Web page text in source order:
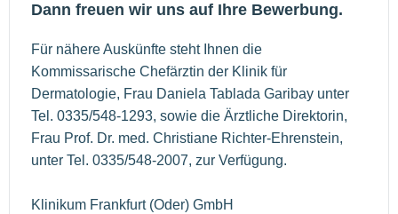
Dann freuen wir uns auf Ihre Bewerbung.
Für nähere Auskünfte steht Ihnen die
Kommissarische Chefärztin der Klinik für
Dermatologie, Frau Daniela Tablada Garibay unter
Tel. 0335/548-1293, sowie die Ärztliche Direktorin,
Frau Prof. Dr. med. Christiane Richter-Ehrenstein,
unter Tel. 0335/548-2007, zur Verfügung.
Klinikum Frankfurt (Oder) GmbH